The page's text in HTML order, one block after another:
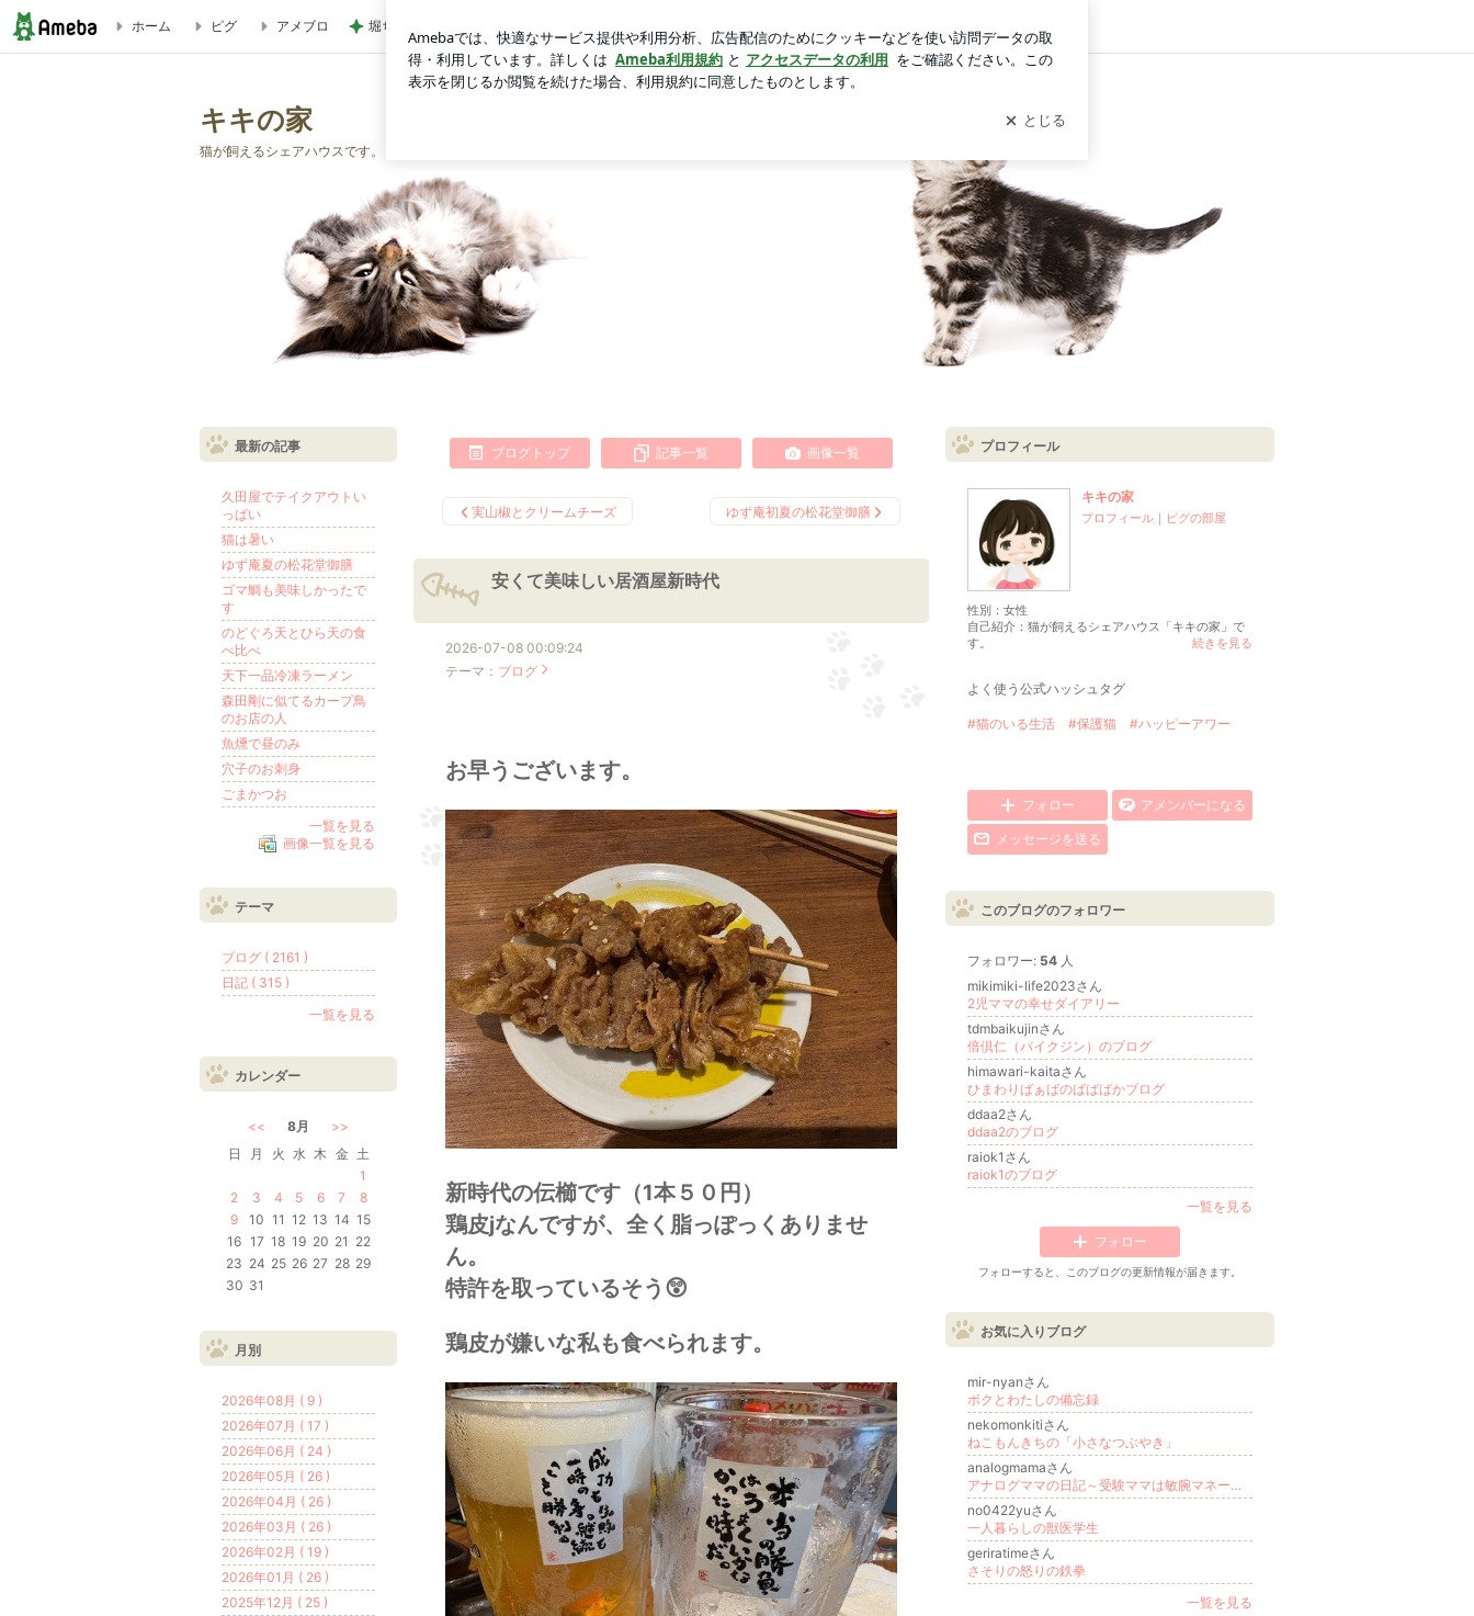
ホーム ピグ アメブロ 堀ちえみの夫 息子も絶賛の絶品辣油 ログイン
キキの家
猫が飼えるシェアハウスです。
ブログトップ 記事一覧 画像一覧
実山椒とクリームチーズ ゆず庵初夏の松花堂御膳
安くて美味しい居酒屋新時代
2026-07-08 00:09:24
テーマ： ブログ
お早うございます。
新時代の伝櫛です（1本５０円）
鶏皮jなんですが、全く脂っぽっくありませ
ん。
特許を取っているそう😲
鶏皮が嫌いな私も食べられます。
プロフィール
キキの家
プロフィール ｜ ピグの部屋
性別： 女性
自己紹介：猫が飼えるシェアハウス「キキの家」で
す。
続きを見る
よく使う公式ハッシュタグ
#猫のいる生活 #保護猫 #ハッピーアワー
フォロー アメンバーになる
メッセージを送る
このブログのフォロワー
フォロワー: 54 人
mikimiki-life2023さん
2児ママの幸せダイアリー
tdmbaikujinさん
倍倶仁（バイクジン）のブログ
himawari-kaitaさん
ひまわりばぁばのばばばかブログ
ddaa2さん
ddaa2のブログ
raiok1さん
raiok1のブログ
一覧を見る
フォロー
フォローすると、このブログの更新情報が届きます。
お気に入りブログ
mir-nyanさん
ボクとわたしの備忘録
nekomonkitiさん
ねこもんきちの「小さなつぶやき」
analogmamaさん
アナログママの日記～受験ママは敏腕マネージャー～
no0422yuさん
一人暮らしの獣医学生
geriratimeさん
さそりの怒りの鉄拳
一覧を見る
最新の記事
久田屋でテイクアウトい
っぱい
猫は暑い
ゆず庵夏の松花堂御膳
ゴマ鯛も美味しかったで
す
のどぐろ天とひら天の食
べ比べ
天下一品冷凍ラーメン
森田剛に似てるカープ鳥
のお店の人
魚燻で昼のみ
穴子のお刺身
ごまかつお
一覧を見る
画像一覧を見る
テーマ
ブログ ( 2161 )
日記 ( 315 )
一覧を見る
カレンダー
<< 8月
>>
日
月 火 水 木 金 土
1
2
3 4 5 6 7
8
9
10 11 12 13 14 15
16 17 18 19 20 21 22
23 24 25 26 27 28 29
30 31
月別
2026年08月 ( 9 )
2026年07月 ( 17 )
2026年06月 ( 24 )
2026年05月 ( 26 )
2026年04月 ( 26 )
2026年03月 ( 26 )
2026年02月 ( 19 )
2026年01月 ( 26 )
2025年12月 ( 25 )